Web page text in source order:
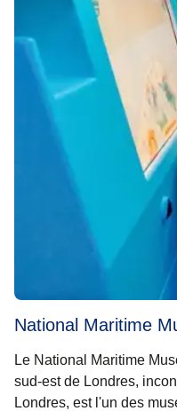
National Maritime
Le National Maritime
sud-est de Londres,
Londres, est l'un des